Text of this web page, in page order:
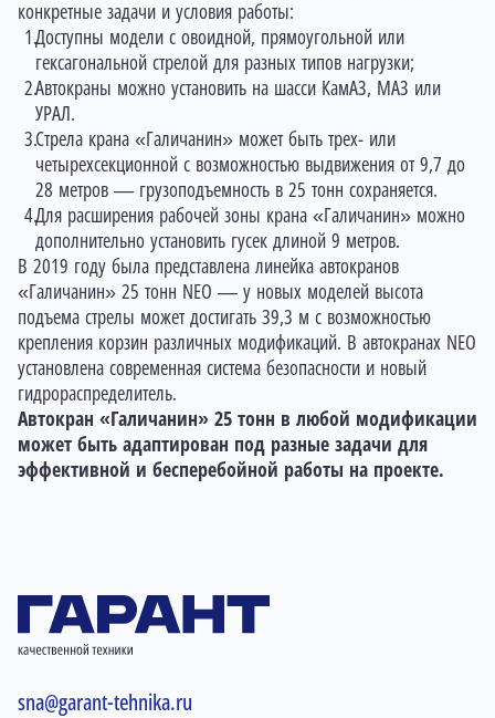
конкретные задачи и условия работы:
Доступны модели с овоидной, прямоугольной или
гексагональной стрелой для разных типов нагрузки;
Автокраны можно установить на шасси КамАЗ, МАЗ или
УРАЛ.
Стрела крана «Галичанин» может быть трех- или
четырехсекционной с возможностью выдвижения от 9,7 до
28 метров — грузоподъемность в 25 тонн сохраняется.
Для расширения рабочей зоны крана «Галичанин» можно
дополнительно установить гусек длиной 9 метров.
В 2019 году была представлена линейка автокранов
«Галичанин» 25 тонн NEO — у новых моделей высота
подъема стрелы может достигать 39,3 м с возможностью
крепления корзин различных модификаций. В автокранах NEO
установлена современная система безопасности и новый
гидрораспределитель.
Автокран «Галичанин» 25 тонн в любой модификации
может быть адаптирован под разные задачи для
эффективной и бесперебойной работы на проекте.
sna@garant-tehnika.ru